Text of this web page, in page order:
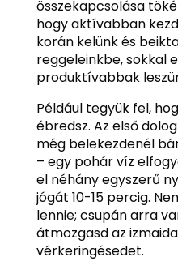
összekapcsolása
hogy aktívabban
korán kelünk és
reggeleinkbe, sokkal
produktívabbak
Például tegyük fel,
ébredsz. Az első
még belekezdenél
– egy pohár víz
el néhány egyszerű
jógát 10-15 percig.
lennie; csupán arra
átmozgasd az
vérkeringésedet.